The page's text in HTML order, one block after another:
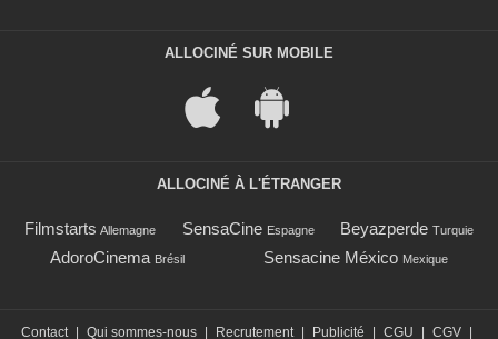
ALLOCINÉ SUR MOBILE
ALLOCINÉ À L'ÉTRANGER
Filmstarts Allemagne SensaCine Espagne Beyazperde Turquie
AdoroCinema Brésil Sensacine México Mexique
Contact Qui sommes-nous Recrutement Publicité CGU CGV